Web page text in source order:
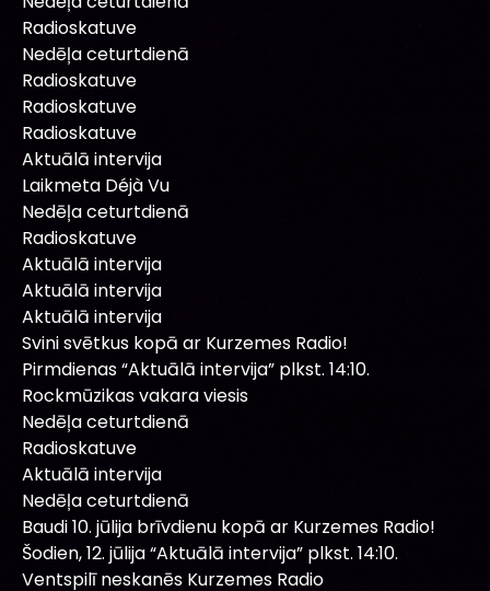
Radioskatuve
Nedēļa ceturtdienā
Radioskatuve
Radioskatuve
Radioskatuve
Aktuālā intervija
Laikmeta Déjà Vu
Nedēļa ceturtdienā
Radioskatuve
Aktuālā intervija
Aktuālā intervija
Aktuālā intervija
Svini svētkus kopā ar Kurzemes Radio!
Pirmdienas “Aktuālā intervija” plkst. 14:10.
Rockmūzikas vakara viesis
Nedēļa ceturtdienā
Radioskatuve
Aktuālā intervija
Nedēļa ceturtdienā
Baudi 10. jūlija brīvdienu kopā ar Kurzemes Radio!
Šodien, 12. jūlija “Aktuālā intervija” plkst. 14:10.
Ventspilī neskanēs Kurzemes Radio